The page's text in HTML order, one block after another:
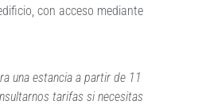
con acceso mediante
una estancia a partir de 11
tarifas si necesitas